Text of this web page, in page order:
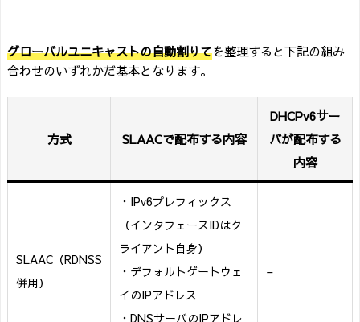
グローバルユニキャストの自動割りてを整理すると下記の組み
合わせのいずれかだ基本となります。
方式 SLAACで配布する内容
DHCPv6サー
バが配布する
内容
SLAAC（RDNSS
併用）
・IPv6プレフィックス
（インタフェースIDはク
ライアント自身）
・デフォルトゲートウェ
イのIPアドレス
・DNSサーバのIPアドレ
–